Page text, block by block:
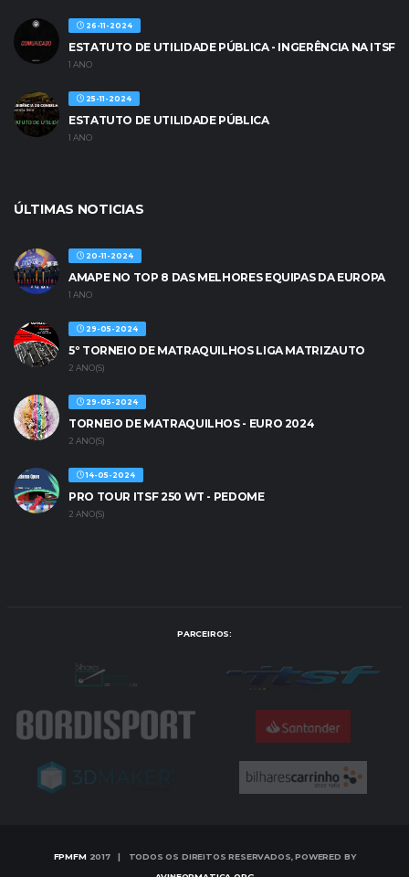
26-11-2024
ESTATUTO DE UTILIDADE PÚBLICA - INGERÊNCIA NA ITSF
1 ANO
25-11-2024
ESTATUTO DE UTILIDADE PÚBLICA
1 ANO
ÚLTIMAS NOTICIAS
20-11-2024
AMAPE NO TOP 8 DAS MELHORES EQUIPAS DA EUROPA
1 ANO
29-05-2024
5º TORNEIO DE MATRAQUILHOS LIGA MATRIZAUTO
2 ANO(S)
29-05-2024
TORNEIO DE MATRAQUILHOS - EURO 2024
2 ANO(S)
14-05-2024
PRO TOUR ITSF 250 WT - PEDOME
2 ANO(S)
PARCEIROS:
FPMFM2017 | TODOS OS DIREITOS RESERVADOS, POWERED BY